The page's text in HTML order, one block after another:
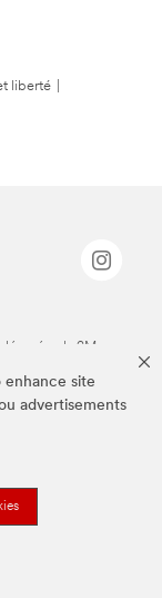
enhance site
advertisements
liberté
de 3M.